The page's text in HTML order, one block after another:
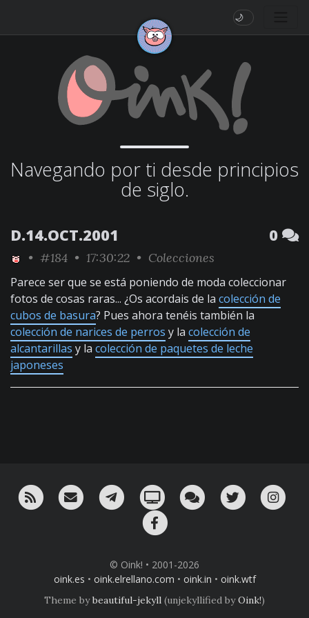
🌙
Navegando por ti desde principios
de siglo.
D.14.OCT.2001 0
• #184 • 17:30:22 • Colecciones
Parece ser que se está poniendo de moda coleccionar
fotos de cosas raras... ¿Os acordais de la colección de
cubos de basura? Pues ahora tenéis también la
colección de narices de perros y la colección de
alcantarillas y la colección de paquetes de leche
japoneses
RSS ¡Mándame un email!¡Nuestro canal en Telegram!
Oink! TV Charla con nosotros
Twitter
© Oink! • 2001-2026
oink.es • oink.elrellano.com • oink.in • oink.wtf
Theme bybeautiful-jekyll (unjekyllified byOink!)